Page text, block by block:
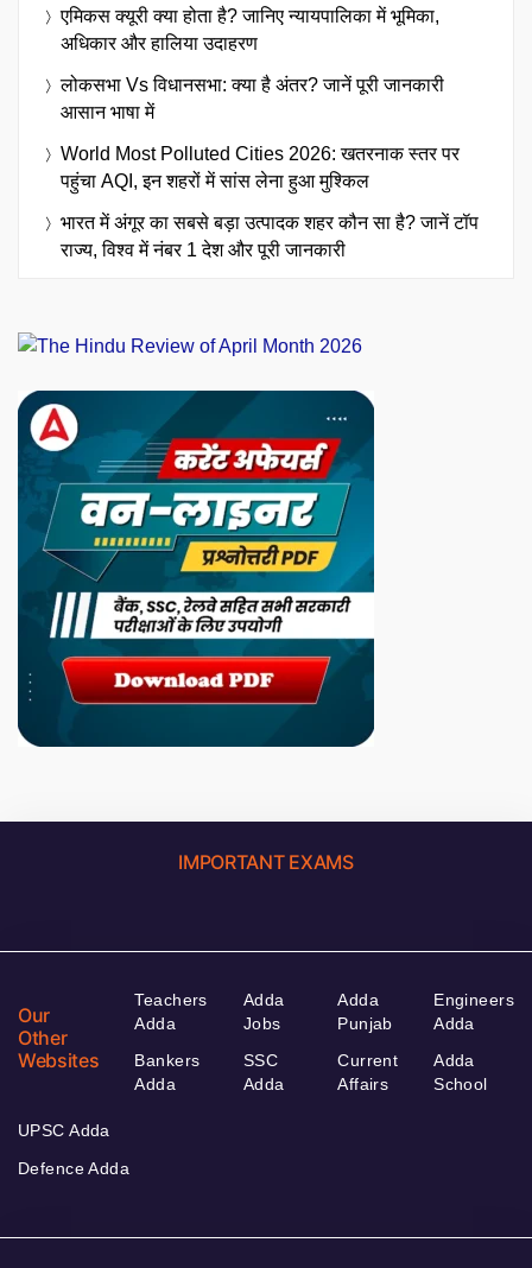
एमिकस क्यूरी क्या होता है? जानिए न्यायपालिका में भूमिका,
अधिकार और हालिया उदाहरण
लोकसभा Vs विधानसभा: क्या है अंतर? जानें पूरी जानकारी
आसान भाषा में
World Most Polluted Cities 2026: खतरनाक स्तर पर
पहुंचा AQI, इन शहरों में सांस लेना हुआ मुश्किल
भारत में अंगूर का सबसे बड़ा उत्पादक शहर कौन सा है? जानें टॉप
राज्य, विश्व में नंबर 1 देश और पूरी जानकारी
IMPORTANT EXAMS
Our
Other
Websites
Teachers
Adda
Bankers
Adda
Adda
Jobs
SSC
Adda
Adda
Punjab
Current
Affairs
Engineers
Adda
Adda
School
UPSC Adda
Defence Adda